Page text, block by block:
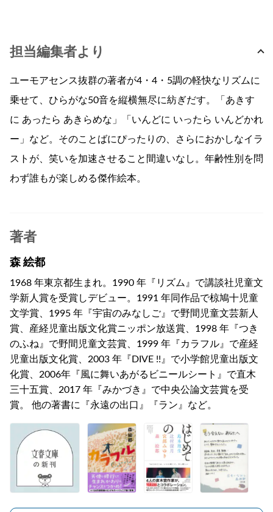
担当編集者より
ユーモアセンス抜群の著者が4・4・5調の軽快なリズムに
乗せて、ひらがな50音を縦横無尽に紡ぎだす。「あきす
に あったら あきらめな」「いんどに いったら いんどかれ
ー」など。そのことばにぴったりの、さらにおかしなイラ
ストが、笑いを加速させること間違いなし。年齢性別を問
わず誰もが楽しめる傑作絵本。
著者
森 絵都
1968 年東京都生まれ。1990 年『リズム』で講談社児童文
学新人賞を受賞しデビュー。1991 年同作品で椋鳩十児童
文学賞、1995 年『宇宙のみなしご』で野間児童文芸新人
賞、産経児童出版文化賞ニッポン放送賞、1998 年『つき
のふね』で野間児童文芸賞、1999 年『カラフル』で産経
児童出版文化賞、2003 年『DIVE !!』で小学館児童出版文
化賞、2006年『風に舞いあがるビニールシート』で直木
三十五賞、2017 年『みかづき』で中央公論文芸賞を受
賞。 他の著書に『永遠の出口』『ラン』など。